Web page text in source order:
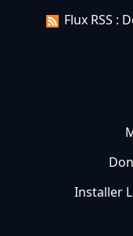
Flux RSS :
Installer